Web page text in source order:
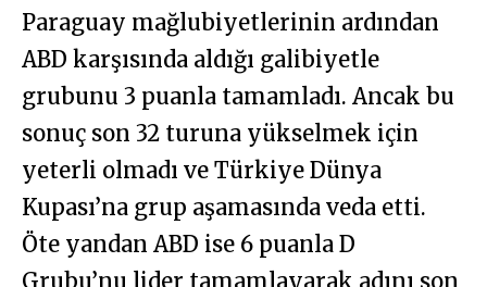
Paraguay mağlubiyetlerinin ardından
ABD karşısında aldığı galibiyetle
grubunu 3 puanla tamamladı. Ancak bu
sonuç son 32 turuna yükselmek için
yeterli olmadı ve Türkiye Dünya
Kupası’na grup aşamasında veda etti.
Öte yandan ABD ise 6 puanla D
Grubu’nu lider tamamlayarak adını son